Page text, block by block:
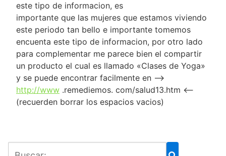
este tipo de informacion, es
importante que las mujeres que estamos viviendo
este periodo tan bello e importante tomemos
encuenta este tipo de informacion, por otro lado
para complementar me parece bien el compartir
un producto el cual es llamado «Clases de Yoga»
y se puede encontrar facilmente en —>
http://www .remediemos. com/salud13.htm <—
(recuerden borrar los espacios vacios)